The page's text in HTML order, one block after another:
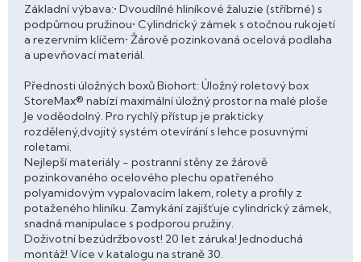
Základní výbava:• Dvoudílné hliníkové žaluzie (stříbrné) s
podpůrnou pružinou• Cylindrický zámek s otočnou rukojetí
a rezervním klíčem• Žárově pozinkovaná ocelová podlaha
a upevňovací materiál.
Přednosti úložných boxů Biohort: Úložný roletový box
StoreMax® nabízí maximální úložný prostor na malé ploše
Je voděodolný. Pro rychlý přístup je prakticky
rozdělený,dvojitý systém otevírání s lehce posuvnými
roletami.
Nejlepší materiály - postranní stěny ze žárově
pozinkovaného ocelového plechu opatřeného
polyamidovým vypalovacím lakem, rolety a profily z
potaženého hliníku. Zamykání zajišťuje cylindrický zámek,
snadná manipulace s podporou pružiny.
Doživotní bezúdržbovost! 20 let záruka! Jednoduchá
montáž! Více v katalogu na straně 30.